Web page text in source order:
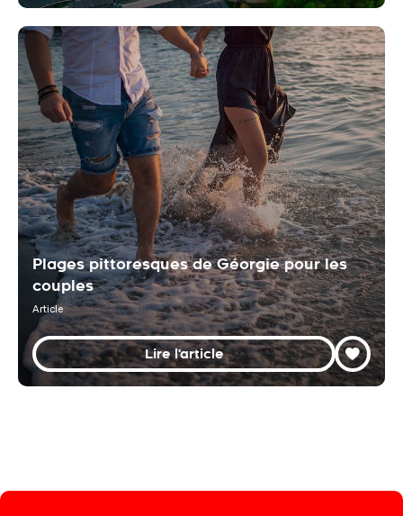
Plages pittoresques de Géorgie pour les
couples
Article
Lire l'article